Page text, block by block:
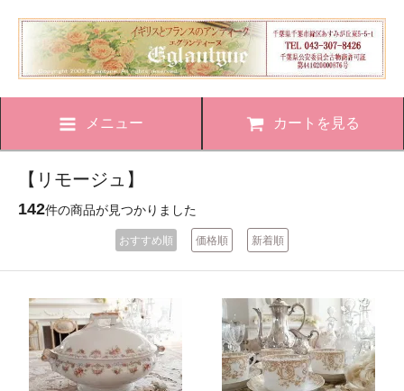
メニュー カートを見る
【リモージュ】
142件の商品が見つかりました
おすすめ順 価格順 新着順